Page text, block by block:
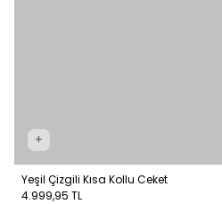
+
Yeşil Çizgili Kısa Kollu Ceket
4.999,95 TL